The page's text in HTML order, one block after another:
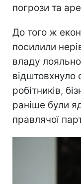
погрози та
До того ж
посилили
владу
відштовхнуло
робітників,
раніше були
правлячої